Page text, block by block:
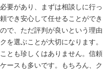
要があり、まずは相談しに行っ
でき安心して任せることができ
で、ただ評判が良いという理由
を選ぶことが大切になります。
とも珍しくはありません。信頼
ースも多いです。もちろん、ク